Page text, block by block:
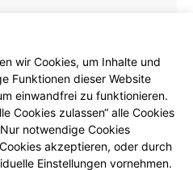
zur
wir Cookies, um Inhalte und
Funktionen dieser Website
einwandfrei zu funktionieren.
Cookies zulassen“ alle Cookies
notwendige Cookies
akzeptieren, oder durch
Einstellungen vornehmen.